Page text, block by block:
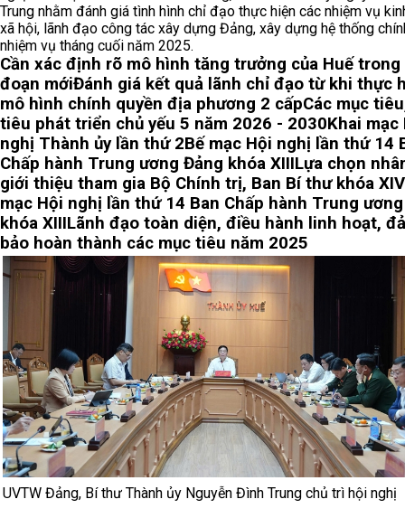
Trung nhằm đánh giá tình hình chỉ đạo thực hiện các nhiệm vụ
xã hội, lãnh đạo công tác xây dựng Đảng, xây dựng hệ thống
nhiệm vụ tháng cuối năm 2025.
Cần xác định rõ mô hình tăng trưởng của Huế trong
đoạn mớiĐánh giá kết quả lãnh chỉ đạo từ khi thực
mô hình chính quyền địa phương 2 cấpCác mục
tiêu phát triển chủ yếu 5 năm 2026 - 2030Khai mạc
nghị Thành ủy lần thứ 2Bế mạc Hội nghị lần thứ 14
Chấp hành Trung ương Đảng khóa XIIILựa chọn
giới thiệu tham gia Bộ Chính trị, Ban Bí thư khóa XIV
mạc Hội nghị lần thứ 14 Ban Chấp hành Trung
khóa XIIILãnh đạo toàn diện, điều hành linh hoạt,
bảo hoàn thành các mục tiêu năm 2025
UVTW Đảng, Bí thư Thành ủy Nguyễn Đình Trung chủ trì hội